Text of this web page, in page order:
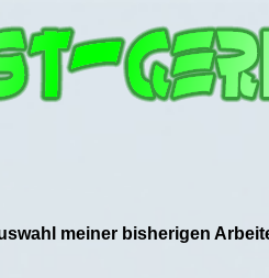
meiner bisherigen